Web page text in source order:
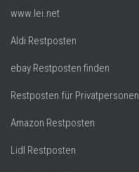
www.lei.net
Aldi Restposten
ebay Restposten finden
Restposten für Privatpersonen
Amazon Restposten
Lidl Restposten